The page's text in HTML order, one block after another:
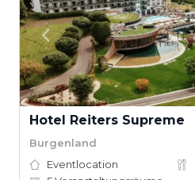
Hotel Reiters Supreme
Burgenland
Eventlocation